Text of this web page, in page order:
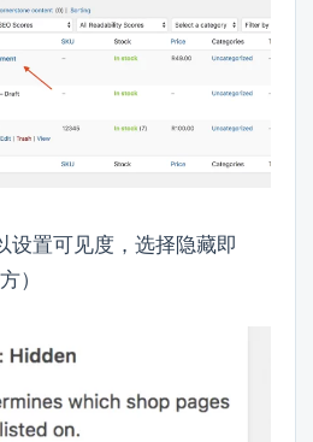
设置可见度，选择隐藏即
）